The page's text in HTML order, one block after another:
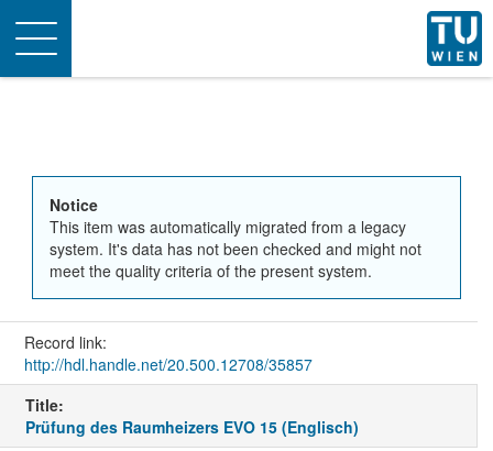
Toggle
navigation
Notice
This item was automatically migrated from a legacy
system. It's data has not been checked and might not
meet the quality criteria of the present system.
Record link:
http://hdl.handle.net/20.500.12708/35857
Title:
Prüfung des Raumheizers EVO 15 (Englisch)